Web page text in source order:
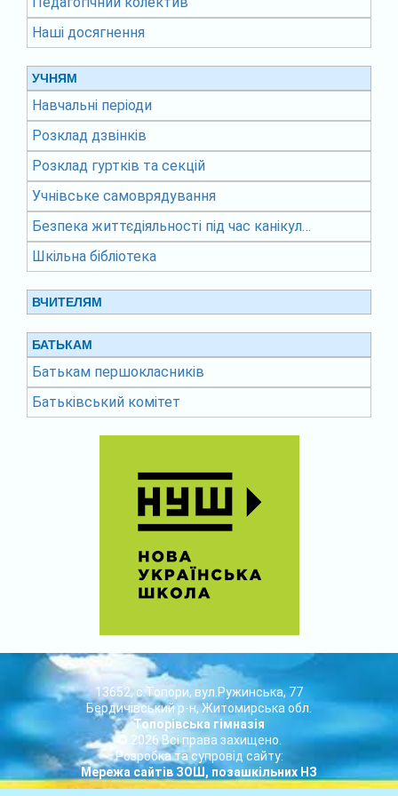
Наші досягнення
УЧНЯМ
Навчальні періоди
Розклад дзвінків
Розклад гуртків та секцій
Учнівське самоврядування
Безпека життєдіяльності під час канікул…
Шкільна бібліотека
ВЧИТЕЛЯМ
БАТЬКАМ
Батькам першокласників
Батьківський комітет
13652, с.Топори, вул.Ружинська, 77
Бердичівський р-н, Житомирська обл.
Топорівська гімназія
© 2026 Всі права захищено.
Розробка та супровід сайту:
Мережа сайтів ЗОШ, позашкільних НЗ